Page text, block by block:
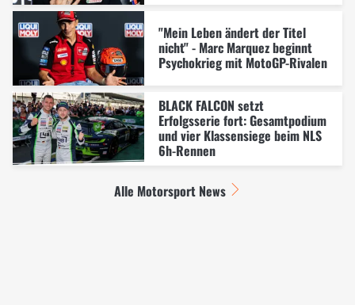
"Mein Leben ändert der Titel
nicht" - Marc Marquez beginnt
Psychokrieg mit MotoGP-Rivalen
BLACK FALCON setzt
Erfolgsserie fort: Gesamtpodium
und vier Klassensiege beim NLS
6h-Rennen
Alle Motorsport News